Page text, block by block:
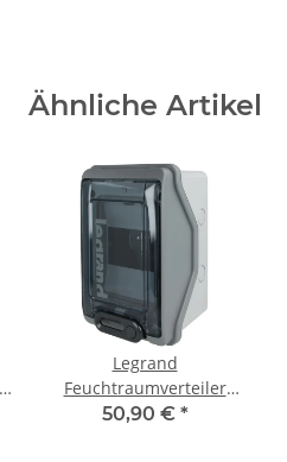
Ähnliche Artikel
Legrand
Feuchtraumverteiler
Aufputz 1 x 4 TE 601974
50,90 € *